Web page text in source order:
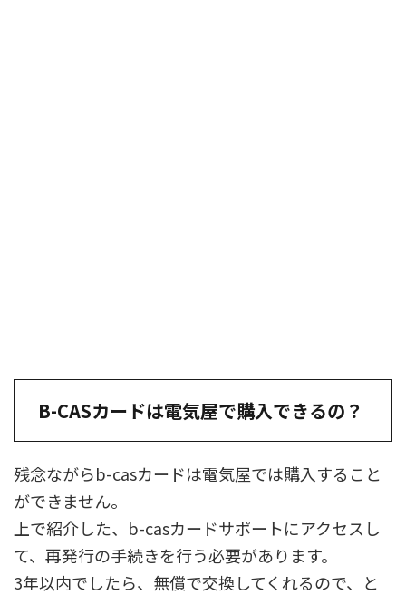
B-CASカードは電気屋で購入できるの？
残念ながらb-casカードは電気屋では購入すること
ができません。
上で紹介した、b-casカードサポートにアクセスし
て、再発行の手続きを行う必要があります。
3年以内でしたら、無償で交換してくれるので、と